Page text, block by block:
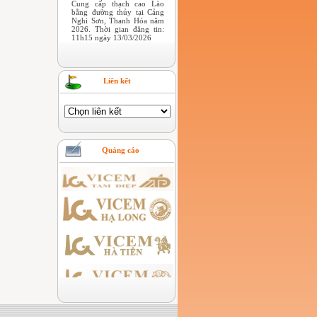
Cung cấp thạch cao Lào
bằng đường thủy tại Cảng
Nghi Sơn, Thanh Hóa năm
2026. Thời gian đăng tin:
11h15 ngày 13/03/2026
Liên kết
Quảng cáo